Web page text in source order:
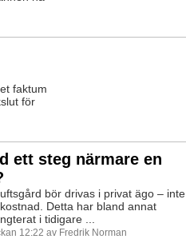
faktum
för
ett steg närmare en
bör drivas i privat ägo – inte
Detta har bland annat
i tidigare ...
12:22 av Fredrik Norman